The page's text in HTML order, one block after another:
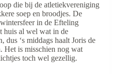
die bij de atletiekvereniging
soep en broodjes. De
in de Efteling
huis al wel wat in de
dus ‘s middags haalt Joris de
Het is misschien nog wat
toch wel gezellig.